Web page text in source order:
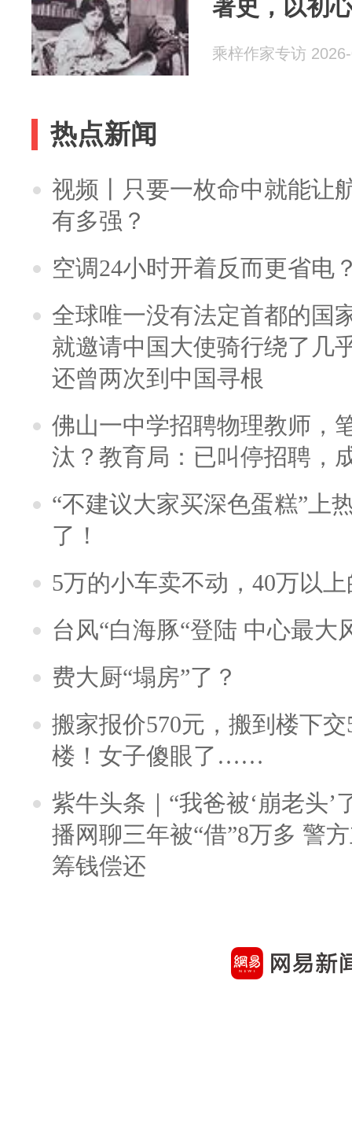
著史，以初
乘梓作家专访
热点新闻
视频丨只要一枚命中就能让
有多强？
空调24小时开着反而更省电
全球唯一没有法定首都的国
就邀请中国大使骑行绕了几
还曾两次到中国寻根
佛山一中学招聘物理教师，
汰？教育局：已叫停招聘，
“不建议大家买深色蛋糕”上
了！
5万的小车卖不动，40万以
台风“白海豚“登陆 中心最大
费大厨“塌房”了？
搬家报价570元，搬到楼下
楼！女子傻眼了……
紫牛头条｜“我爸被‘崩老头’
播网聊三年被“借”8万多 警
筹钱偿还